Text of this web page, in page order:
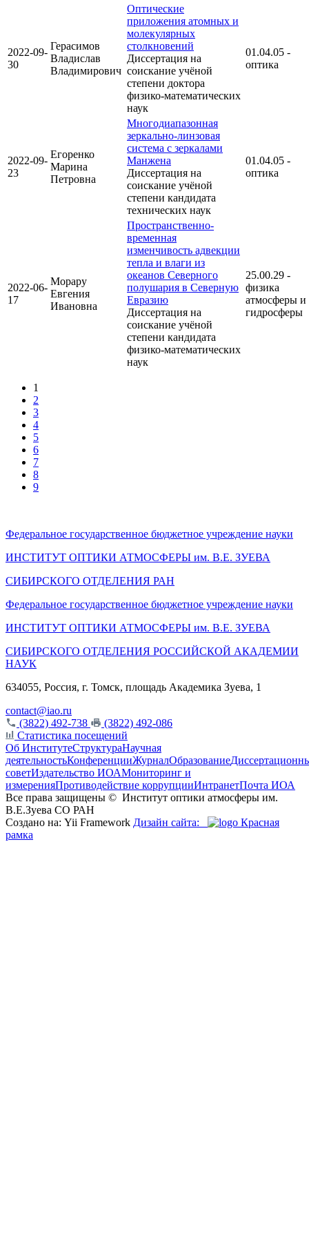
2022-09-
30
Герасимов
Владислав
Владимирович
Оптические
приложения атомных и
молекулярных
столкновений
Диссертация на
соискание учёной
степени доктора
физико-математических
наук
01.04.05 -
оптика
2022-09-
23
Егоренко
Марина
Петровна
Многодиапазонная
зеркально-линзовая
система с зеркалами
Манжена
Диссертация на
соискание учёной
степени кандидата
технических наук
01.04.05 -
оптика
2022-06-
17
Морару
Евгения
Ивановна
Пространственно-
временная
изменчивость адвекции
тепла и влаги из
океанов Северного
полушария в Северную
Евразию
Диссертация на
соискание учёной
степени кандидата
физико-математических
наук
25.00.29 -
физика
атмосферы и
гидросферы
1
2
3
4
5
6
7
8
9
Федеральное государственное бюджетное учреждение науки
ИНСТИТУТ ОПТИКИ АТМОСФЕРЫ им. В.Е. ЗУЕВА
СИБИРСКОГО ОТДЕЛЕНИЯ РАН
Федеральное государственное бюджетное учреждение науки
ИНСТИТУТ ОПТИКИ АТМОСФЕРЫ им. В.Е. ЗУЕВА
СИБИРСКОГО ОТДЕЛЕНИЯ РОССИЙСКОЙ АКАДЕМИИ
НАУК
634055, Россия, г. Томск, площадь Академика Зуева, 1
contact@iao.ru
(3822) 492-738
(3822) 492-086
Статистика посещений
Об ИнститутеСтруктураНаучная
деятельностьКонференцииЖурналОбразование
советИздательство ИОАМониторинг и
измеренияПротиводействие коррупцииИнтранетПочта ИОА
Все права защищены © Институт оптики атмосферы им.
В.Е.Зуева СО РАН
Создано на: Yii Framework Дизайн сайта:
Красная
рамка